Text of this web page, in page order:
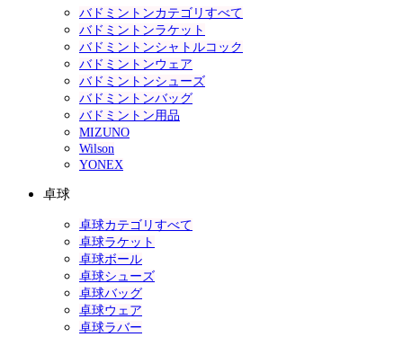
バドミントンカテゴリすべて
バドミントンラケット
バドミントンシャトルコック
バドミントンウェア
バドミントンシューズ
バドミントンバッグ
バドミントン用品
MIZUNO
Wilson
YONEX
卓球
卓球カテゴリすべて
卓球ラケット
卓球ボール
卓球シューズ
卓球バッグ
卓球ウェア
卓球ラバー